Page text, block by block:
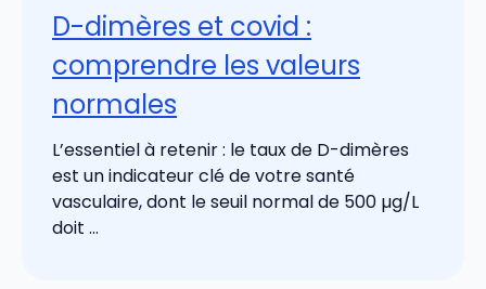
D-dimères et covid :
comprendre les valeurs
normales
L’essentiel à retenir : le taux de D-dimères
est un indicateur clé de votre santé
vasculaire, dont le seuil normal de 500 µg/L
doit ...